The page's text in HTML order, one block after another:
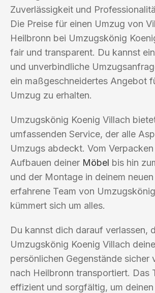
Zuverlässigkeit und
Die Preise für einen Umzug von
Heilbronn bei Umzugskönig
fair und transparent. Du kannst
und unverbindliche
ein maßgeschneidertes Angebot
Umzug zu erhalten.
Umzugskönig Koenig Villach
umfassenden Service, der alle
Umzugs abdeckt. Vom
Aufbauen deiner Möbel bis hin
und der Montage in deinem
erfahrene Team von
kümmert sich um alles.
Du kannst dich darauf verlassen,
Umzugskönig Koenig Villach
persönlichen Gegenstände sicher
nach Heilbronn transportiert. Das
effizient und sorgfältig, um